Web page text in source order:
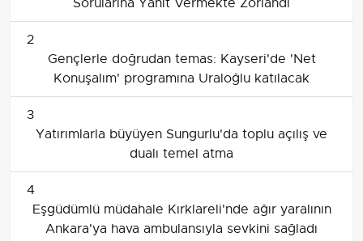
2
Gençlerle doğrudan temas: Kayseri'de 'Net
Konuşalım' programına Uraloğlu katılacak
3
Yatırımlarla büyüyen Sungurlu'da toplu açılış ve
dualı temel atma
4
Eşgüdümlü müdahale Kırklareli'nde ağır yaralının
Ankara'ya hava ambulansıyla sevkini sağladı